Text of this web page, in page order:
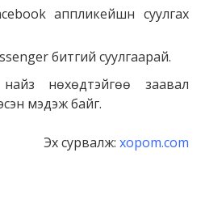
аппликейшн суулгах
битгий суулгаарай.
найз нөхөдтэйгөө заавал
мэдэж байг.
Эх сурвалж: xopom.com